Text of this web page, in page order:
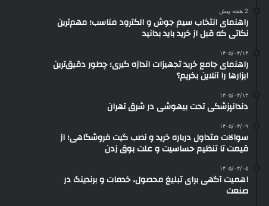
2 هفته پیش
راهنمای انتخاب سیم جوش و الکترود مناسب؛ مهم‌ترین
نکاتی که قبل از خرید باید بدانید
۱۴۰۵/۰۴/۱۴
راهنمای جامع خرید تجهیزات اندازه گیری؛ چطور دقیق‌ترین
ابزارها را آنلاین بخریم؟
۱۴۰۵/۰۴/۱۳
دندانپزشکی تحت بیهوشی در شرق تهران
۱۴۰۵/۰۴/۰۹
سوالات متداول درباره خرید و نصب گیت فروشگاهی؛ از
قیمت تا تنظیم حساسیت و علت بوق زدن
۱۴۰۵/۰۴/۰۵
اهمیت آگهی برای تبلیغ محصول، خدمات و برندینگ در
صنعت